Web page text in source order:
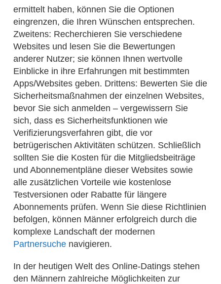
ermittelt haben, können Sie die Optionen
eingrenzen, die Ihren Wünschen entsprechen.
Zweitens: Recherchieren Sie verschiedene
Websites und lesen Sie die Bewertungen
anderer Nutzer; sie können Ihnen wertvolle
Einblicke in ihre Erfahrungen mit bestimmten
Apps/Websites geben. Drittens: Bewerten Sie die
Sicherheitsmaßnahmen der einzelnen Websites,
bevor Sie sich anmelden – vergewissern Sie
sich, dass es Sicherheitsfunktionen wie
Verifizierungsverfahren gibt, die vor
betrügerischen Aktivitäten schützen. Schließlich
sollten Sie die Kosten für die Mitgliedsbeiträge
und Abonnementpläne dieser Websites sowie
alle zusätzlichen Vorteile wie kostenlose
Testversionen oder Rabatte für längere
Abonnements prüfen. Wenn Sie diese Richtlinien
befolgen, können Männer erfolgreich durch die
komplexe Landschaft der modernen
Partnersuche navigieren.
In der heutigen Welt des Online-Datings stehen
den Männern zahlreiche Möglichkeiten zur